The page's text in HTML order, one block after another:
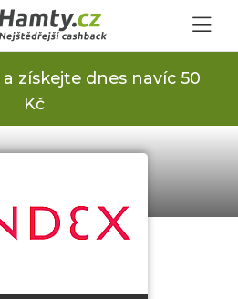
Přihlásit se
Registrovat
a získejte dnes navíc 50
Kč